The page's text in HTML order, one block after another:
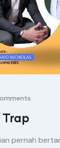
pernah